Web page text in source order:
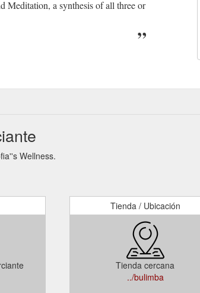
Meditation, a synthesis of all three or
Wellness.
Tienda / Ubicación
Tienda cercana
../bulimba